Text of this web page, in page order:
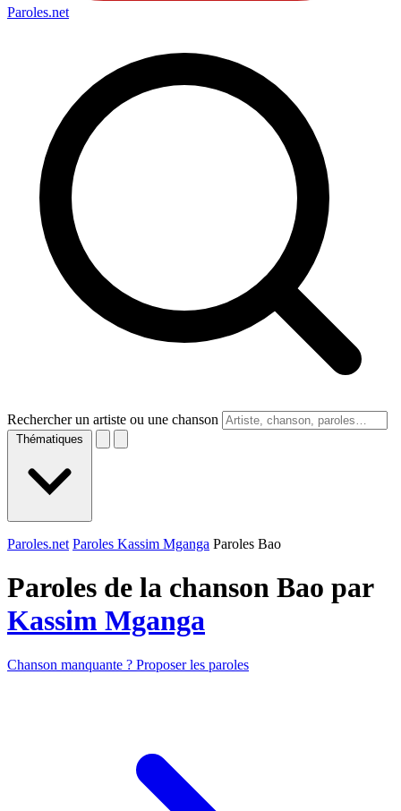
Paroles.net
Rechercher un artiste ou une chanson
Thématiques
Paroles.net Paroles Kassim Mganga Paroles Bao
Paroles de la chanson Bao par
Kassim Mganga
Chanson manquante ? Proposer les paroles